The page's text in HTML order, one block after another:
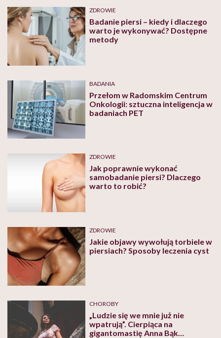
ZDROWIE
Badanie piersi – kiedy i dlaczego
warto je wykonywać? Dostępne
metody
BADANIA
Przełom w Radomskim Centrum
Onkologii: sztuczna inteligencja w
badaniach PET
ZDROWIE
Jak poprawnie wykonać
samobadanie piersi? Dlaczego
warto to robić?
ZDROWIE
Jakie objawy wywołują torbiele w
piersiach? Sposoby leczenia cyst
CHOROBY
„Ludzie się we mnie już nie
wpatrują”. Cierpiąca na
gigantomastię Anna Bąk